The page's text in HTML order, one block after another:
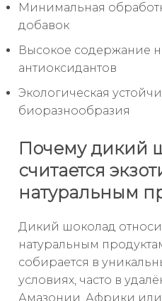
Минимальная
добавок
Высокое содержание
антиоксидантов
Экологическая
биоразнообразия
Почему дикий
считается
натуральным
Дикий шоколад
натуральным
собирается в
условиях, часто в
Амазонии, Африки